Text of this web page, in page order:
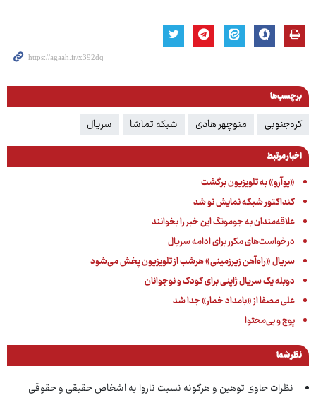
برچسب‌ها
کره‌جنوبی منوچهر هادی شبکه تماشا سریال
اخبار مرتبط
«پوآرو» به تلویزیون برگشت
کنداکتور شبکه نمایش نو شد
علاقه‌مندان به جومونگ این خبر را بخوانند
درخواست‌های مکرر برای ادامه سریال
سریال «راه‌آهن زیرزمینی» هرشب از تلویزیون پخش می‌شود
دوبله یک سریال ژاپنی برای کودک و نوجوانان
علی مصفا از «بامداد خمار» جدا شد
پوچ و بی‌محتوا
نظر شما
نظرات حاوی توهین و هرگونه نسبت ناروا به اشخاص حقیقی و حقوقی